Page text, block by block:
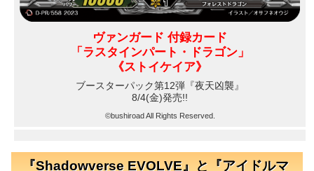
ヴァンガード 付録カード
「ラスタインパート・ドラゴン」
《ストイケイア》
ブースターパック第12弾 『夜天凶襲』
8/4(金)発売!!
©bushiroad All Rights Reserved.
『Shadowverse EVOLVE』と『アイドルマ